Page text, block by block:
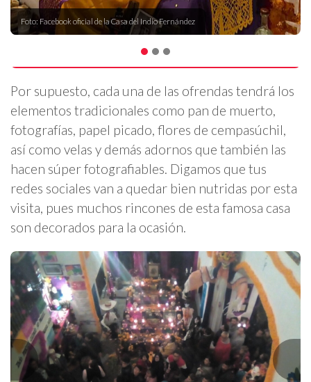
Foto: Facebook oficial de la Casa del Indio Fernández
Por supuesto, cada una de las ofrendas tendrá los
elementos tradicionales como pan de muerto,
fotografías, papel picado, flores de cempasúchil,
así como velas y demás adornos que también las
hacen súper fotografiables. Digamos que tus
redes sociales van a quedar bien nutridas por esta
visita, pues muchos rincones de esta famosa casa
son decorados para la ocasión.